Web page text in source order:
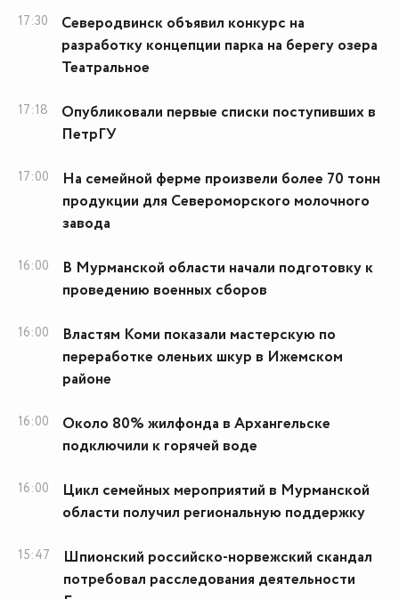
17:30
Северодвинск объявил конкурс на
разработку концепции парка на берегу озера
Театральное
17:18
Опубликовали первые списки поступивших в
ПетрГУ
17:00
На семейной ферме произвели более 70 тонн
продукции для Североморского молочного
завода
16:00
В Мурманской области начали подготовку к
проведению военных сборов
16:00
Властям Коми показали мастерскую по
переработке оленьих шкур в Ижемском
районе
16:00
Около 80% жилфонда в Архангельске
подключили к горячей воде
16:00
Цикл семейных мероприятий в Мурманской
области получил региональную поддержку
15:47
Шпионский российско-норвежский скандал
потребовал расследования деятельности